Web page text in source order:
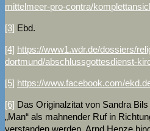
mittelmeer-pro-contra/
[3] Ebd.
[4] https://www1.wdr.de/dossiers/
dortmund/abschlussgottesdienst-
[5] https://www.facebook.com/
[6] Das Originalzitat von Sandra
„Man“ als mahnender Ruf in
verstanden werden. Arnd Henze